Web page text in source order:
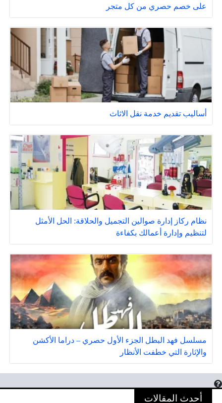
على خصم حصري من كل متجر
أساليب تقديم خدمة نقل الاثاث
نظام ركاز إدارة صوالين التجميل والحلاقة: الحل الأمثل
لتنظيم وإدارة أعمالك بكفاءة
مسلسل فهد البطل الجزء الأول حصري – دراما الأكشن
والإثارة التي خطفت الأنظار
أحدث المقالات